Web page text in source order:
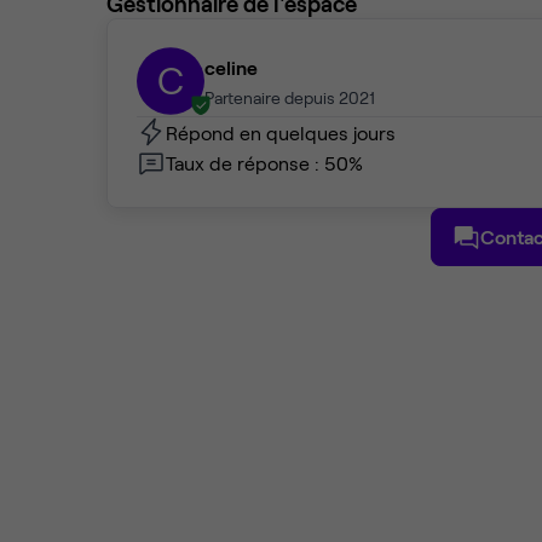
C celine
Partenaire depuis 2021
Répond en quelques jours
Taux de réponse : 50%